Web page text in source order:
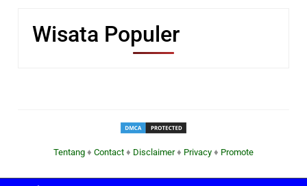
Wisata Populer
Tentang ♦ Contact ♦ Disclaimer♦ Privacy ♦ Promote